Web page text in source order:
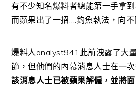
有不少知名爆料者總能第一手拿
而蘋果出了一招….釣魚執法，向
爆料人analyst941此前洩露了大
節，但他們的內幕消息人士在一
該消息人士已被蘋果解僱，並將